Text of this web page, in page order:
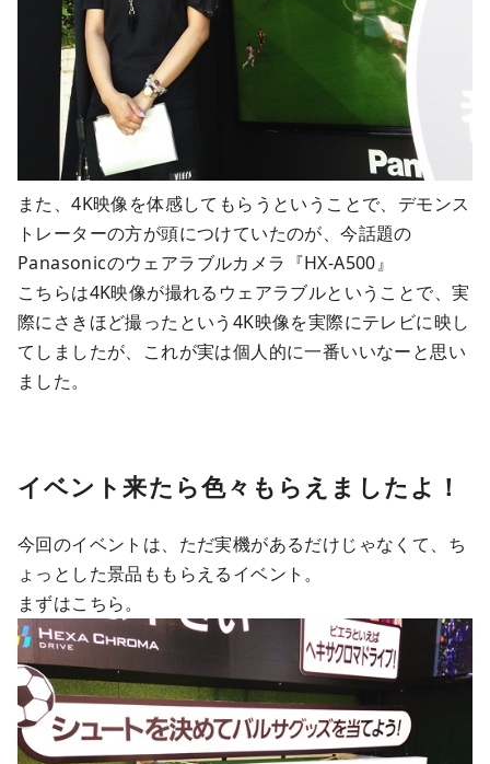
また、4K映像を体感してもらうということで、デモンス
トレーターの方が頭につけていたのが、今話題の
Panasonicのウェアラブルカメラ『HX-A500』
こちらは4K映像が撮れるウェアラブルということで、実
際にさきほど撮ったという4K映像を実際にテレビに映し
てしましたが、これが実は個人的に一番いいなーと思い
ました。
イベント来たら色々もらえましたよ！
今回のイベントは、ただ実機があるだけじゃなくて、ち
ょっとした景品ももらえるイベント。
まずはこちら。